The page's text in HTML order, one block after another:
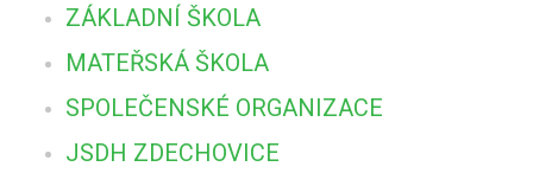
ZÁKLADNÍ ŠKOLA
MATEŘSKÁ ŠKOLA
SPOLEČENSKÉ ORGANIZACE
JSDH ZDECHOVICE